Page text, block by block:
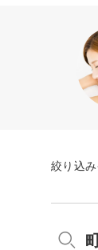
絞り込み